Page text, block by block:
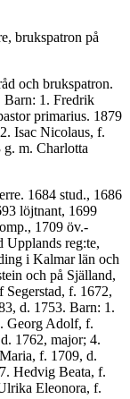
brukspatron på
och brukspatron.
Barn: 1. Fredrik
primarius. 1879
Isac Nicolaus, f.
m. Charlotta
1684 stud., 1686
löjtnant, 1699
1709 öv.-
Upplands reg:te,
i Kalmar län och
och på Själland,
f. 1672,
d. 1753. Barn: 1.
Georg Adolf, f.
1762, major; 4.
f. 1709, d.
Hedvig Beata, f.
Eleonora, f.